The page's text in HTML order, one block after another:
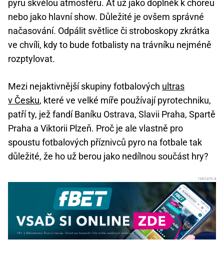
pyru skvělou atmosféru. Ať už jako doplněk k choreu
nebo jako hlavní show. Důležité je ovšem správné
načasování. Odpálit světlice či stroboskopy zkrátka
ve chvíli, kdy to bude fotbalisty na trávníku nejméně
rozptylovat.
Mezi nejaktivnější skupiny fotbalových ultras
v Česku, které ve velké míře používají pyrotechniku,
patří ty, jež fandí Baníku Ostrava, Slavii Praha, Spartě
Praha a Viktorii Plzeň. Proč je ale vlastně pro
spoustu fotbalových příznivců pyro na fotbale tak
důležité, že ho už berou jako nedílnou součást hry?